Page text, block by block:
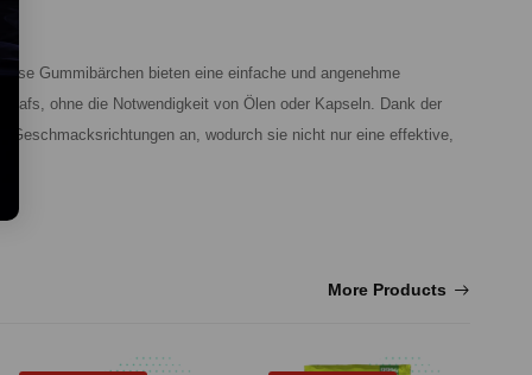
Gummibärchen bieten eine einfache und angenehme
ohne die Notwendigkeit von Ölen oder Kapseln. Dank der
an, wodurch sie nicht nur eine effektive,
More Products